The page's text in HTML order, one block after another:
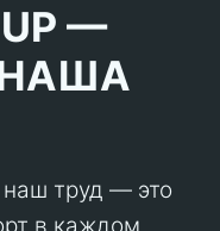
—
наш труд — это
в каждом